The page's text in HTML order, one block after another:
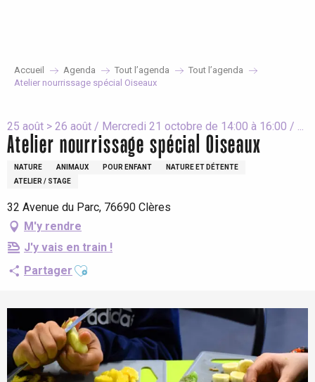
Accueil Agenda Tout l’agenda
Tout l’agenda
Atelier nourrissage spécial Oiseaux
25 août > 26 août / Mercredi 21 octobre de 14:00 à 16:00 / ...
Atelier nourrissage spécial Oiseaux
NATURE ANIMAUX POUR ENFANT
NATURE ET DÉTENTE
ATELIER / STAGE
32 Avenue du Parc, 76690 Clères
M'y rendre
J'y vais en train !
Partager Ajouter aux favoris